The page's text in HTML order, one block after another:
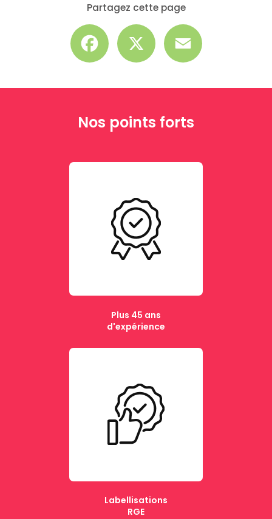
Partagez cette page
Facebook
Nos points forts
Plus 45 ans
d'expérience
Labellisations
RGE